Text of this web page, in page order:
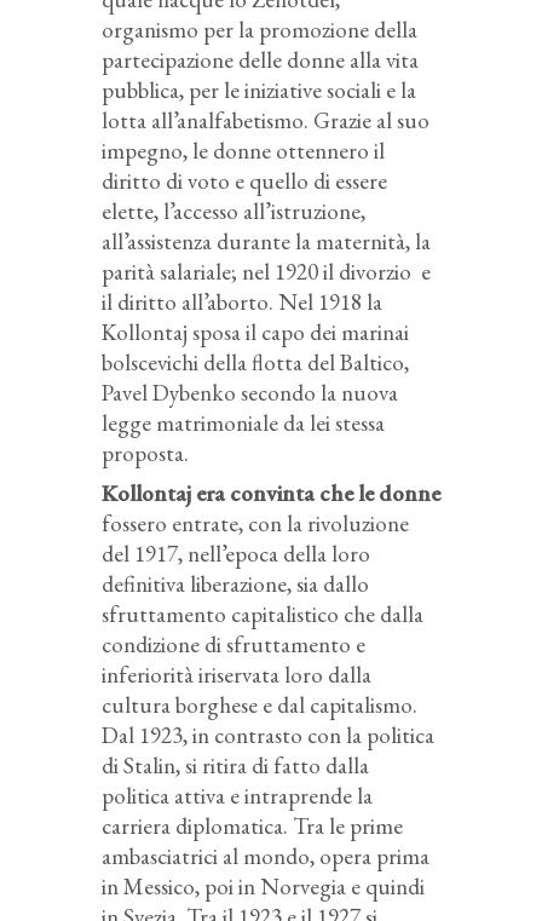
organismo per la promozione della
partecipazione delle donne alla vita
pubblica, per le iniziative sociali e la
lotta all’analfabetismo. Grazie al suo
impegno, le donne ottennero il
diritto di voto e quello di essere
elette, l’accesso all’istruzione,
all’assistenza durante la maternità, la
parità salariale; nel 1920 il divorzio e
il diritto all’aborto. Nel 1918 la
Kollontaj sposa il capo dei marinai
bolscevichi della flotta del Baltico,
Pavel Dybenko secondo la nuova
legge matrimoniale da lei stessa
proposta.
Kollontaj era convinta che le donne
fossero entrate, con la rivoluzione
del 1917, nell’epoca della loro
definitiva liberazione, sia dallo
sfruttamento capitalistico che dalla
condizione di sfruttamento e
inferiorità iriservata loro dalla
cultura borghese e dal capitalismo.
Dal 1923, in contrasto con la politica
di Stalin, si ritira di fatto dalla
politica attiva e intraprende la
carriera diplomatica. Tra le prime
ambasciatrici al mondo, opera prima
in Messico, poi in Norvegia e quindi